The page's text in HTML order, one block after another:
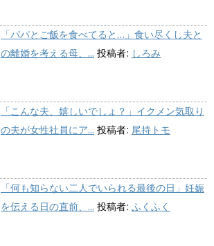
「パパとご飯を食べてると…」食い尽くし夫と
の離婚を考える母、... 投稿者: しろみ
「こんな夫、嬉しいでしょ？」イクメン気取り
の夫が女性社員にア... 投稿者: 尾持トモ
「何も知らない二人でいられる最後の日」妊娠
を伝える日の直前、... 投稿者: ふくふく